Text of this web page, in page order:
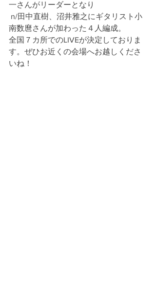
一さんがリーダーとなり
n/田中直樹、沼井雅之にギタリスト小
南数麿さんが加わった４人編成。
全国７カ所でのLIVEが決定しておりま
す。ぜひお近くの会場へお越しくださ
いね！